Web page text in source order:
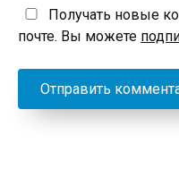
Получать новые
почте. Вы можете